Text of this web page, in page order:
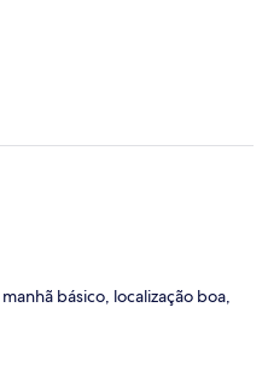
básico, localização boa,